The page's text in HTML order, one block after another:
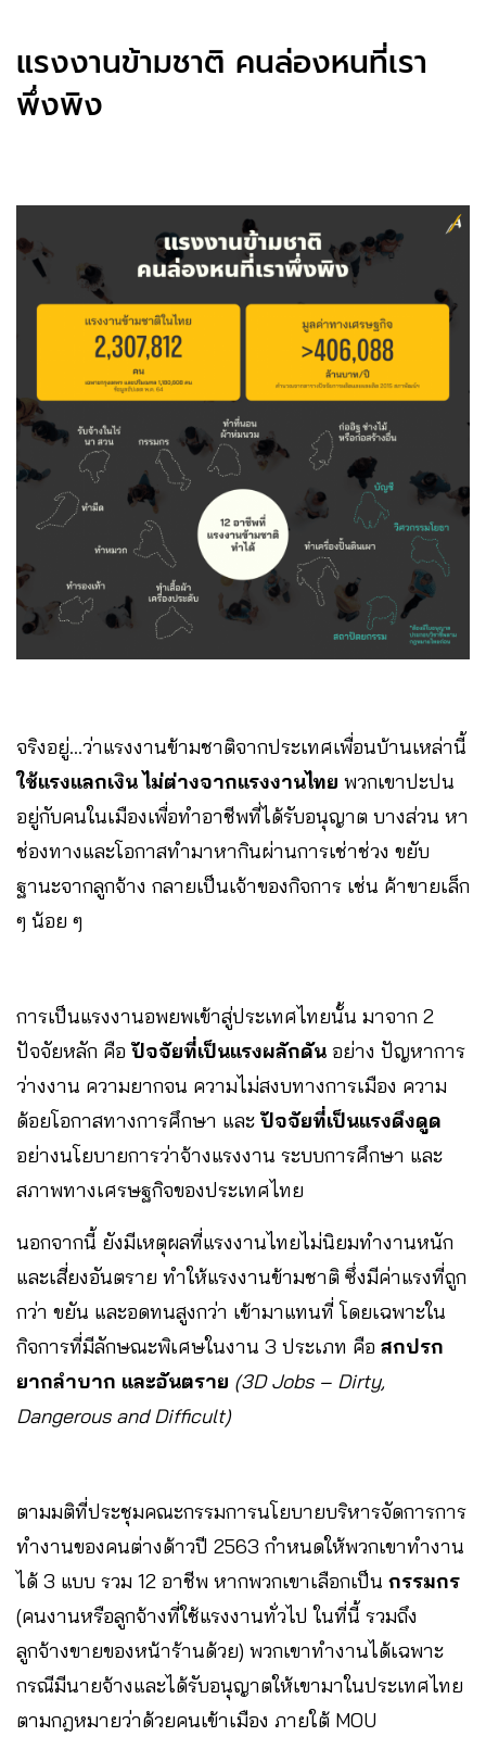
แรงงานข้ามชาติ คนล่องหนที่เรา
พึ่งพิง
จริงอยู่…ว่าแรงงานข้ามชาติจากประเทศเพื่อนบ้านเหล่านี้
ใช้แรงแลกเงิน ไม่ต่างจากแรงงานไทย พวกเขาปะปน
อยู่กับคนในเมืองเพื่อทำอาชีพที่ได้รับอนุญาต บางส่วน หา
ช่องทางและโอกาสทำมาหากินผ่านการเช่าช่วง ขยับ
ฐานะจากลูกจ้าง กลายเป็นเจ้าของกิจการ เช่น ค้าขายเล็ก
ๆ น้อย ๆ
การเป็นแรงงานอพยพเข้าสู่ประเทศไทยนั้น มาจาก 2
ปัจจัยหลัก คือปัจจัยที่เป็นแรงผลักดัน อย่าง ปัญหาการ
ว่างงาน ความยากจน ความไม่สงบทางการเมือง ความ
ด้อยโอกาสทางการศึกษา และปัจจัยที่เป็นแรงดึงดูด
อย่างนโยบายการว่าจ้างแรงงาน ระบบการศึกษา และ
สภาพทางเศรษฐกิจของประเทศไทย
นอกจากนี้ ยังมีเหตุผลที่แรงงานไทยไม่นิยมทำงานหนัก
และเสี่ยงอันตราย ทำให้แรงงานข้ามชาติ ซึ่งมีค่าแรงที่ถูก
กว่า ขยัน และอดทนสูงกว่า เข้ามาแทนที่ โดยเฉพาะใน
กิจการที่มีลักษณะพิเศษในงาน 3 ประเภท คือ สกปรก
ยากลำบาก และอันตราย (3D Jobs – Dirty,
Dangerous and Difficult)
ตามมติที่ประชุมคณะกรรมการนโยบายบริหารจัดการการ
ทำงานของคนต่างด้าวปี 2563 กำหนดให้พวกเขาทำงาน
ได้ 3 แบบ รวม 12 อาชีพ หากพวกเขาเลือกเป็น กรรมกร
(คนงานหรือลูกจ้างที่ใช้แรงงานทั่วไป ในที่นี้ รวมถึง
ลูกจ้างขายของหน้าร้านด้วย) พวกเขาทำงานได้เฉพาะ
กรณีมีนายจ้างและได้รับอนุญาตให้เขามาในประเทศไทย
ตามกฎหมายว่าด้วยคนเข้าเมือง ภายใต้ MOU